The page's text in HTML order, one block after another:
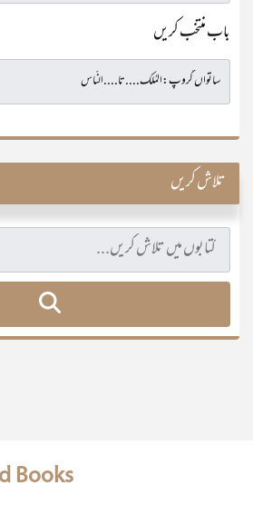
باب منتخب کریں
تلاش کریں
Books